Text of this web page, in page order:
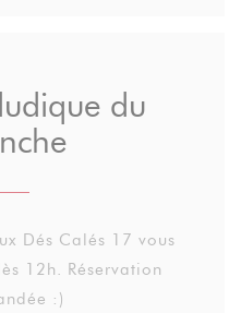
du
Dés Calés 17 vous
12h. Réservation
:)